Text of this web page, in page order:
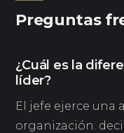
Preguntas
¿Cuál es la
líder?
El jefe ejerce una
organización: